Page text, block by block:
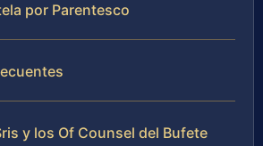
por Parentesco
y los Of Counsel del Bufete